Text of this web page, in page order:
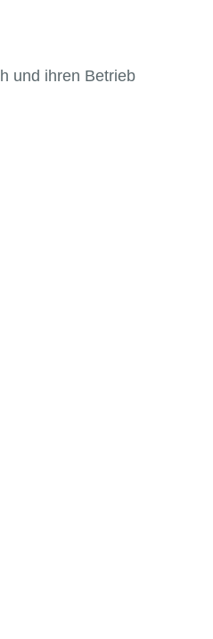
und ihren Betrieb